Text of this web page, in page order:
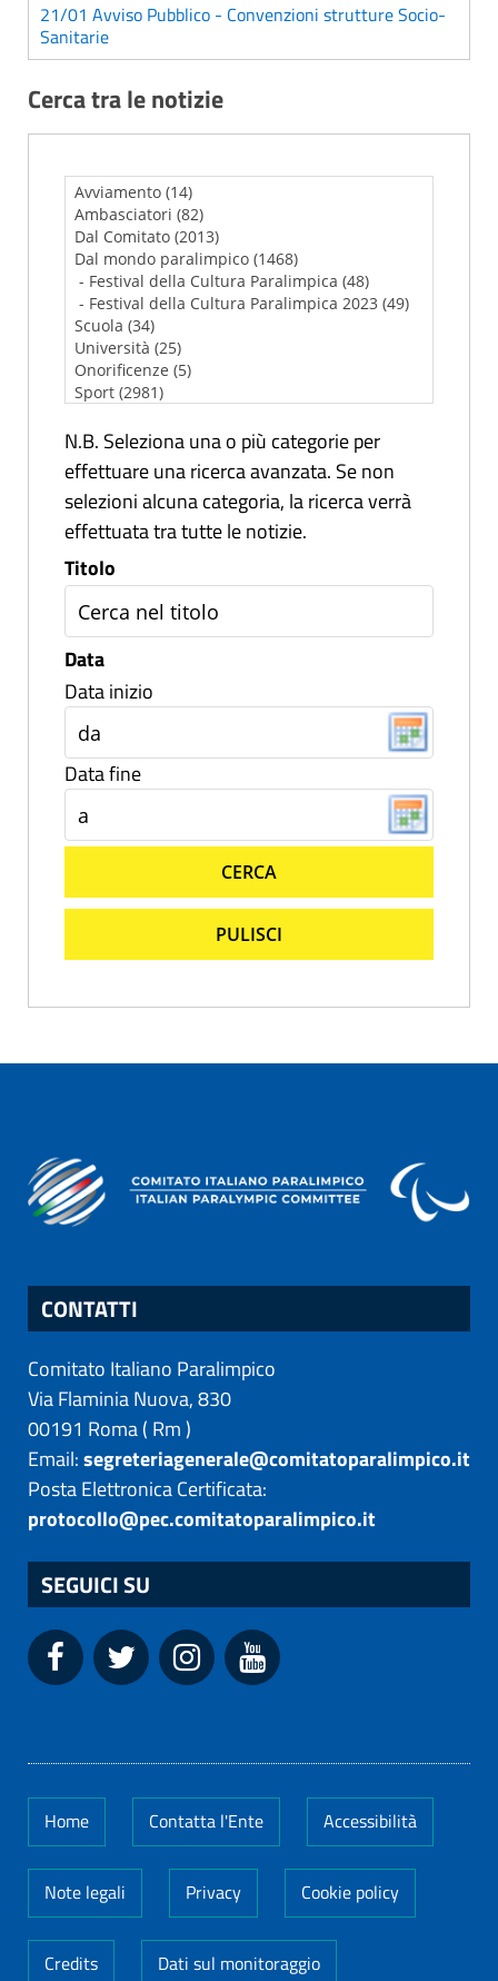
21/01 Avviso Pubblico - Convenzioni strutture Socio-
Sanitarie
Cerca tra le notizie
N.B. Seleziona una o più categorie per
effettuare una ricerca avanzata. Se non
selezioni alcuna categoria, la ricerca verrà
effettuata tra tutte le notizie.
Titolo
Data
Data inizio
Data fine
CERCA
PULISCI
CONTATTI
Comitato Italiano Paralimpico
Via Flaminia Nuova, 830
00191 Roma( Rm)
Email:segreteriagenerale@comitatoparalimpico.it
Posta Elettronica Certificata:
protocollo@pec.comitatoparalimpico.it
SEGUICI SU
Home Contatta l'Ente Accessibilità
Note legali Privacy Cookie policy
Credits Dati sul monitoraggio